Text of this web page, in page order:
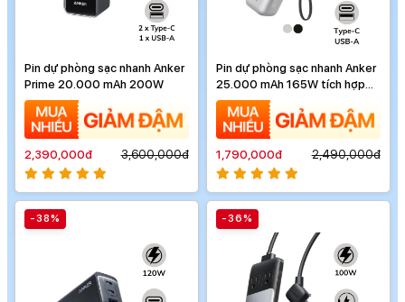
Cốc sạc Apple
Pin dự phòng sạc nhanh Anker
Prime 20.000 mAh 200W
2,390,000đ 3,600,000đ
Pin dự phòng sạc nhanh Anker
25.000 mAh 165W tích hợp
cáp rút gọn A1695
1,790,000đ 2,490,000đ
-38% -36%